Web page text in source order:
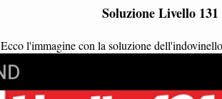
Soluzione Livello
Ecco l'immagine con la soluzione